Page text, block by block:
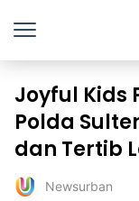
Joyful Kids
Polda
dan Tertib
Newsurban